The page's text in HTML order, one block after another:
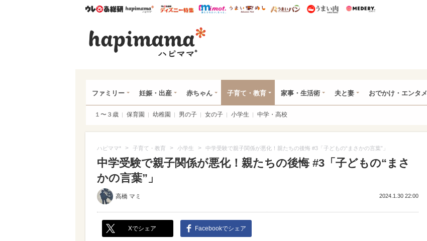
ウレぴあ総研ハピママ* ウレぴあ総研 ディズニー特集
mimot. うまいめし うまいパン うまい肉
ファミリー 妊娠・出産 赤ちゃん 子育て・教育 家事・生活術 夫と妻 おでかけ・エンタメ
１〜３歳 保育園 幼稚園 男の子 女の子 小学生 中学・高校
ハピママ* > 子育て・教育 > 小学生 > 中学受験で親子関係が悪化！親たちの後悔 #3「子どもの“まさかの言葉”」
中学受験で親子関係が悪化！親たちの後悔 #3「子どもの“まさ
かの言葉”」
高橋 マミ 2024.1.30 22:00
Xでシェア Facebookでシェア